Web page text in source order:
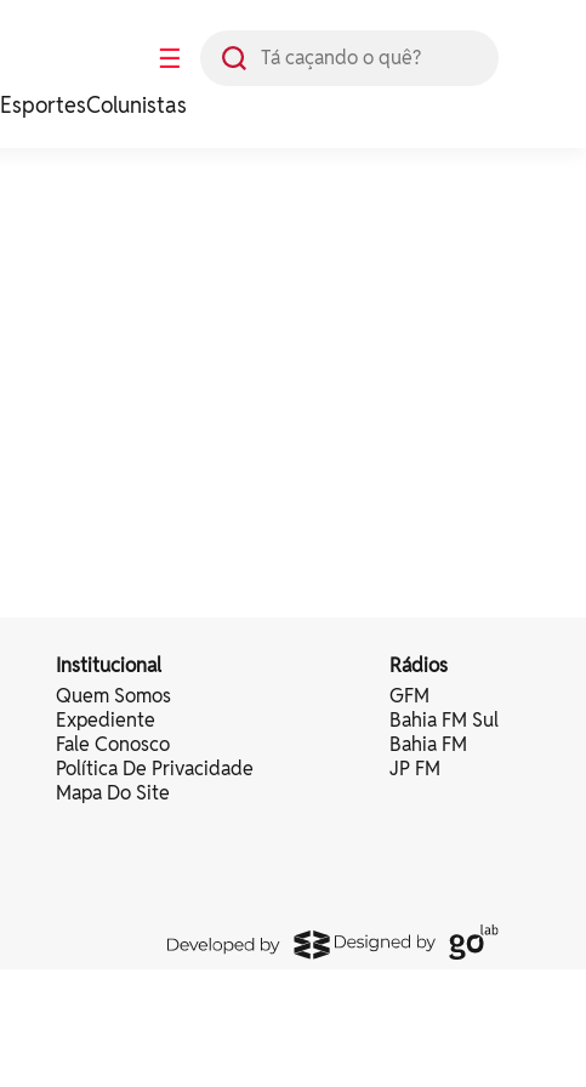
☰
EsportesColunistas
Institucional
Quem Somos
Expediente
Fale Conosco
Política De Privacidade
Mapa Do Site
Rádios
GFM
Bahia FM Sul
Bahia FM
JP FM